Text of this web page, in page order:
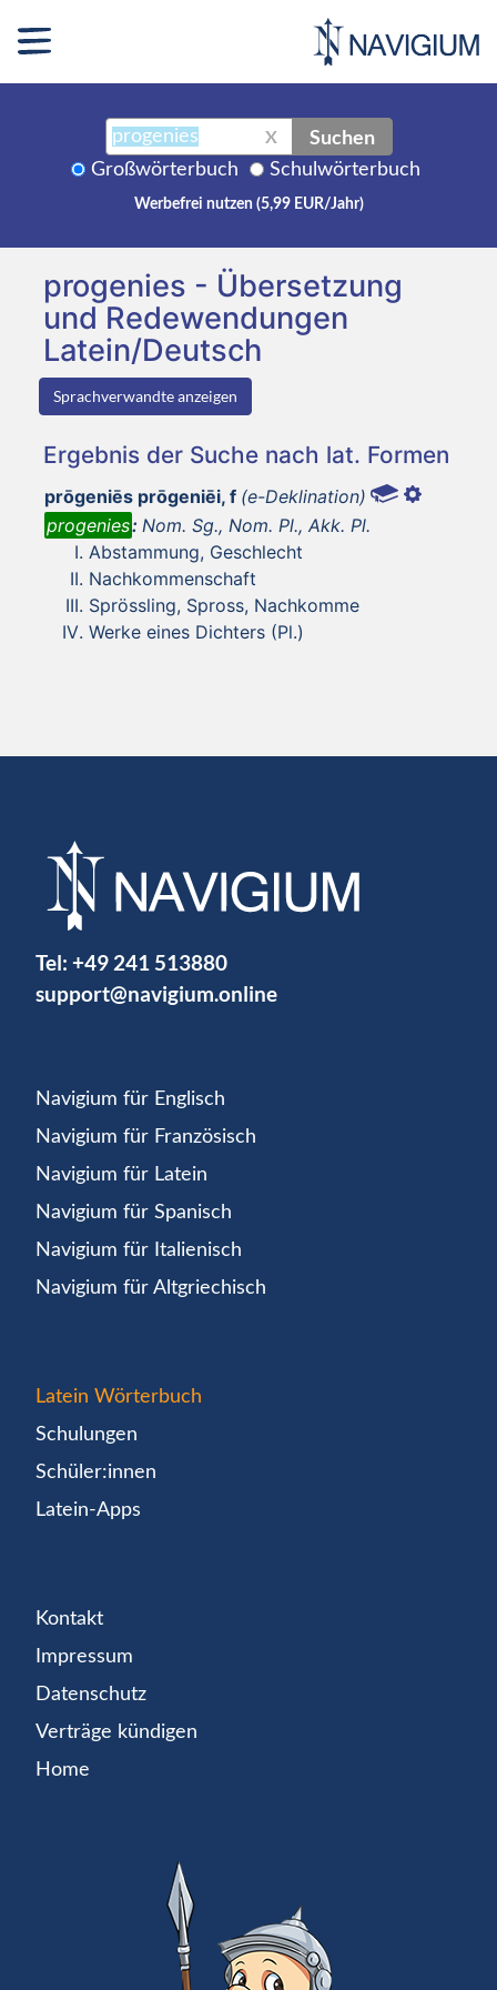
X Suchen
Großwörterbuch Schulwörterbuch
Werbefrei nutzen (5,99 EUR/Jahr)
progenies - Übersetzung
und Redewendungen
Latein/Deutsch
Sprachverwandte anzeigen
Ergebnis der Suche nach lat. Formen
prōgeniēs prōgeniēi, f (e-Deklination)
progenies: Nom. Sg., Nom. Pl., Akk. Pl.
Abstammung, Geschlecht
Nachkommenschaft
Sprössling, Spross, Nachkomme
Werke eines Dichters (Pl.)
Tel: +49 241 513880
support@navigium.online
Navigium für Englisch
Navigium für Französisch
Navigium für Latein
Navigium für Spanisch
Navigium für Italienisch
Navigium für Altgriechisch
Latein Wörterbuch
Schulungen
Schüler:innen
Latein-Apps
Kontakt
Impressum
Datenschutz
Verträge kündigen
Home